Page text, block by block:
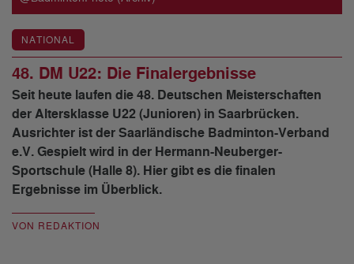
NATIONAL
48. DM U22: Die Finalergebnisse
Seit heute laufen die 48. Deutschen Meisterschaften
der Altersklasse U22 (Junioren) in Saarbrücken.
Ausrichter ist der Saarländische Badminton-Verband
e.V. Gespielt wird in der Hermann-Neuberger-
Sportschule (Halle 8). Hier gibt es die finalen
Ergebnisse im Überblick.
VON REDAKTION